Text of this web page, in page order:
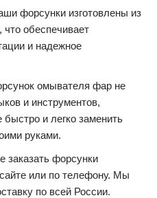
форсунки изготовлены из
что обеспечивает
и надежное
омывателя фар не
и инструментов,
и легко заменить
руками.
заказать форсунки
или по телефону. Мы
по всей России.